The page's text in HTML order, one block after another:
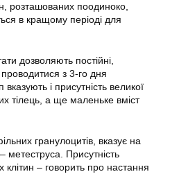
розташованих поодиноко,
в кращому періоді для
дозволяють постійні,
з 3-го дня
і присутність великої
тілець, а ще маленьке вміст
гранулоцитів, вказує на
– метеструса. Присутність
клітин – говорить про настання